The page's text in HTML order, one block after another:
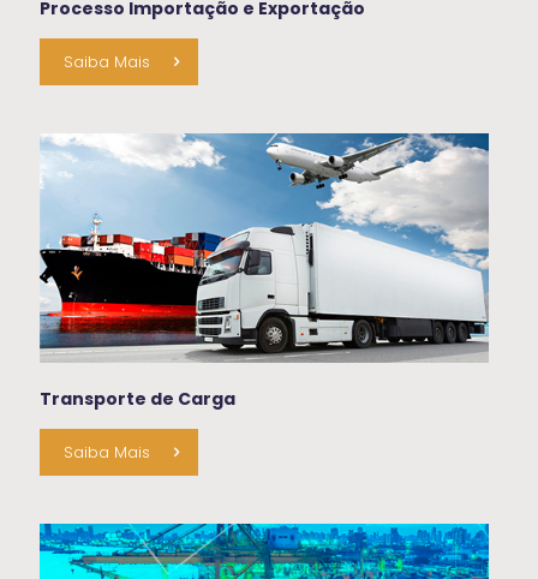
Processo Importação e Exportação
Saiba Mais
Transporte de Carga
Saiba Mais